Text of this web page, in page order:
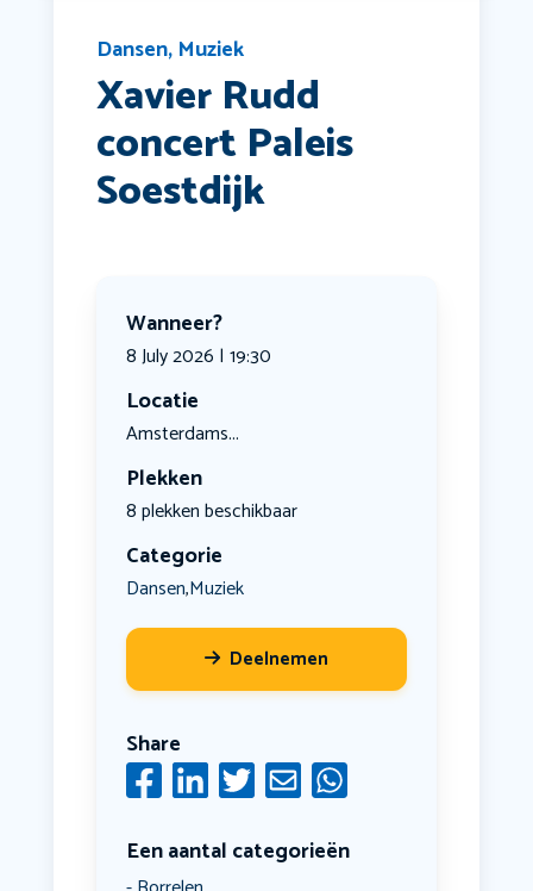
Dansen, Muziek
Xavier Rudd
concert Paleis
Soestdijk
Wanneer?
8 July 2026 | 19:30
Locatie
Amsterdams...
Plekken
8 plekken beschikbaar
Categorie
Dansen,Muziek
Deelnemen
Share
Een aantal categorieën